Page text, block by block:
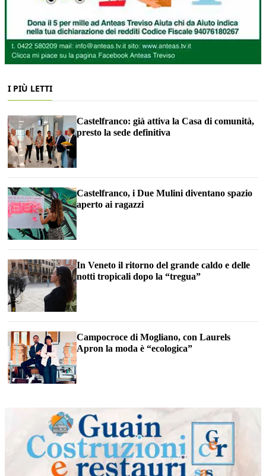
I PIÙ LETTI
Castelfranco: già attiva la Casa di comunità,
presto la sede definitiva
Castelfranco, i Due Mulini diventano spazio
aperto ai ragazzi
In Veneto il ritorno del grande caldo e delle
notti tropicali dopo la “tregua”
Campocroce di Mogliano, con Laurels
Apron la moda è “ecologica”